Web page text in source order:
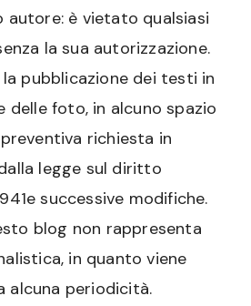
autore: è vietato qualsiasi
la sua autorizzazione.
la pubblicazione dei testi in
foto, in alcuno spazio
richiesta in
legge sul diritto
successive modifiche.
blog non rappresenta
in quanto viene
alcuna periodicità.